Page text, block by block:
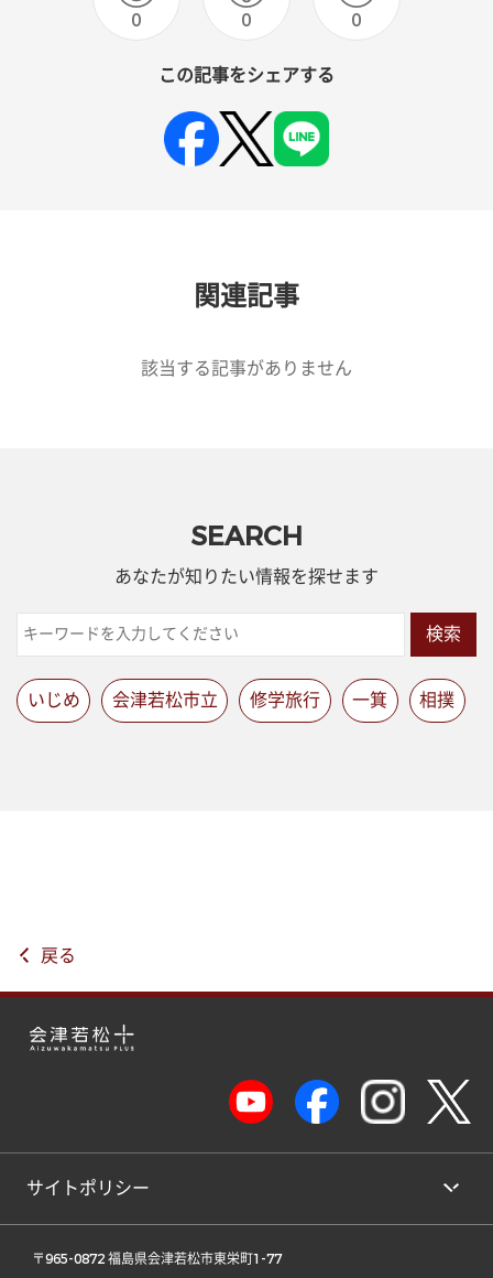
0 0 0
この記事をシェアする
関連記事
該当する記事がありません
SEARCH
あなたが知りたい情報を探せます
検索
いじめ 会津若松市立 修学旅行 一箕 相撲
戻る
サイトポリシー
〒965-0872 福島県会津若松市東栄町1-77